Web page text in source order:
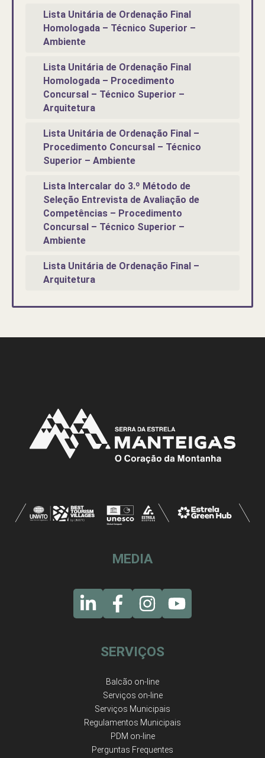
Lista Unitária de Ordenação Final
Homologada – Técnico Superior –
Ambiente
Lista Unitária de Ordenação Final
Homologada – Procedimento
Concursal – Técnico Superior –
Arquitetura
Lista Unitária de Ordenação Final –
Procedimento Concursal – Técnico
Superior – Ambiente
Lista Intercalar do 3.º Método de
Seleção Entrevista de Avaliação de
Competências – Procedimento
Concursal – Técnico Superior –
Ambiente
Lista Unitária de Ordenação Final –
Arquitetura
MEDIA
SERVIÇOS
Balcão on-line
Serviços on-line
Serviços Municipais
Regulamentos Municipais
PDM on-line
Perguntas Frequentes